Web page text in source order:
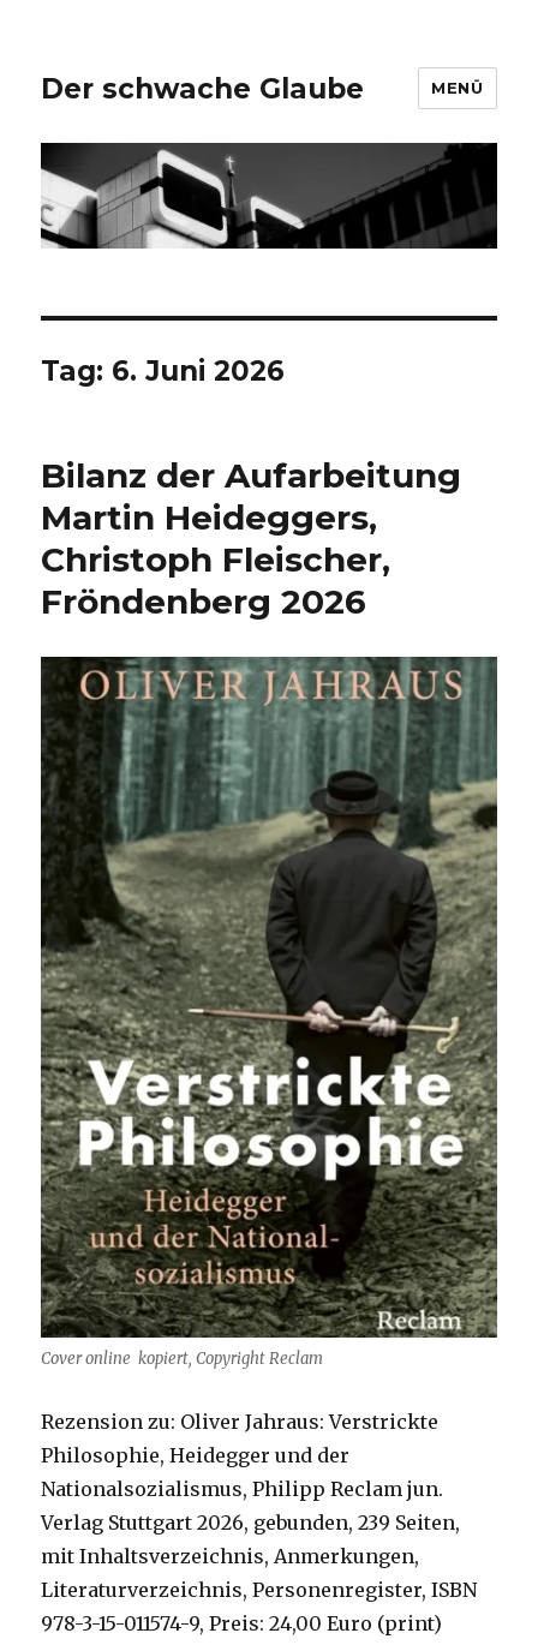
Der schwache Glaube MENÜ
Tag: 6. Juni 2026
Bilanz der Aufarbeitung
Martin Heideggers,
Christoph Fleischer,
Fröndenberg 2026
Cover online kopiert, Copyright Reclam
Rezension zu: Oliver Jahraus: Verstrickte
Philosophie, Heidegger und der
Nationalsozialismus, Philipp Reclam jun.
Verlag Stuttgart 2026, gebunden, 239 Seiten,
mit Inhaltsverzeichnis, Anmerkungen,
Literaturverzeichnis, Personenregister, ISBN
978-3-15-011574-9, Preis: 24,00 Euro (print)